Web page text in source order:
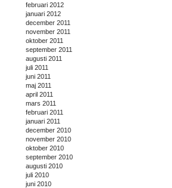
februari 2012
januari 2012
december 2011
november 2011
oktober 2011
september 2011
augusti 2011
juli 2011
juni 2011
maj 2011
april 2011
mars 2011
februari 2011
januari 2011
december 2010
november 2010
oktober 2010
september 2010
augusti 2010
juli 2010
juni 2010